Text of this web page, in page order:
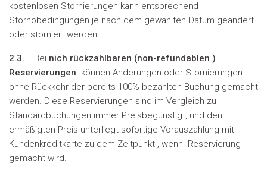
kostenlosen Stornierungen kann entsprechend
Stornobedingungen je nach dem gewählten Datum geändert
oder storniert werden.
2.3. Bei nich rückzahlbaren (non-refundablen )
Reservierungen können Änderungen oder Stornierungen
ohne Rückkehr der bereits 100% bezahlten Buchung gemacht
werden. Diese Reservierungen sind im Vergleich zu
Standardbuchungen immer Preisbegünstigt, und den
ermäßigten Preis unterliegt sofortige Vorauszahlung mit
Kundenkreditkarte zu dem Zeitpunkt , wenn Reservierung
gemacht wird.